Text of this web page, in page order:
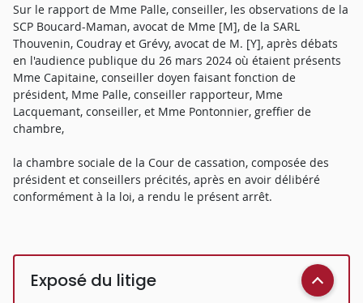
Sur le rapport de Mme Palle, conseiller, les observations de la
SCP Boucard-Maman, avocat de Mme [M], de la SARL
Thouvenin, Coudray et Grévy, avocat de M. [Y], après débats
en l'audience publique du 26 mars 2024 où étaient présents
Mme Capitaine, conseiller doyen faisant fonction de
président, Mme Palle, conseiller rapporteur, Mme
Lacquemant, conseiller, et Mme Pontonnier, greffier de
chambre,
la chambre sociale de la Cour de cassation, composée des
président et conseillers précités, après en avoir délibéré
conformément à la loi, a rendu le présent arrêt.
Exposé du litige